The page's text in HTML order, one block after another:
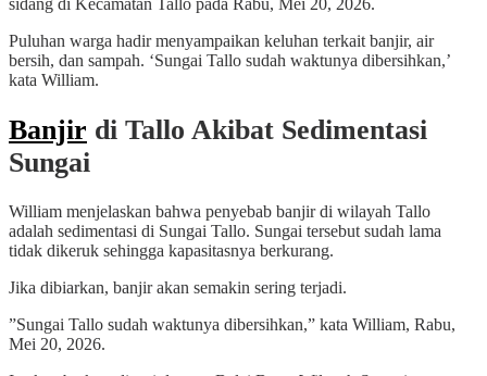
sidang di Kecamatan Tallo pada Rabu, Mei 20, 2026.
Puluhan warga hadir menyampaikan keluhan terkait banjir, air
bersih, dan sampah. ‘Sungai Tallo sudah waktunya dibersihkan,’
kata William.
Banjir di Tallo Akibat Sedimentasi
Sungai
William menjelaskan bahwa penyebab banjir di wilayah Tallo
adalah sedimentasi di Sungai Tallo. Sungai tersebut sudah lama
tidak dikeruk sehingga kapasitasnya berkurang.
Jika dibiarkan, banjir akan semakin sering terjadi.
”Sungai Tallo sudah waktunya dibersihkan,” kata William, Rabu,
Mei 20, 2026.